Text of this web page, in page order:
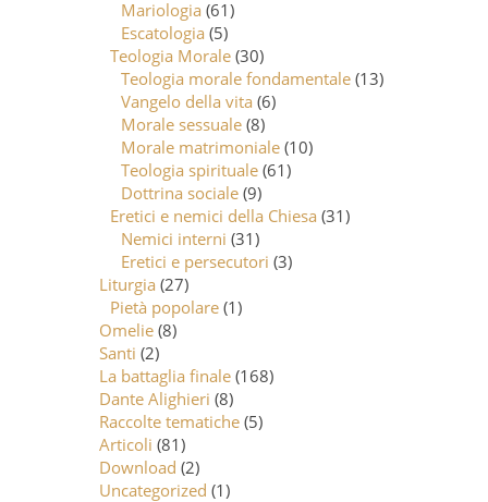
Mariologia (61)
Escatologia (5)
Teologia Morale (30)
Teologia morale fondamentale (13)
Vangelo della vita (6)
Morale sessuale (8)
Morale matrimoniale (10)
Teologia spirituale (61)
Dottrina sociale (9)
Eretici e nemici della Chiesa (31)
Nemici interni (31)
Eretici e persecutori (3)
Liturgia (27)
Pietà popolare (1)
Omelie (8)
Santi (2)
La battaglia finale (168)
Dante Alighieri (8)
Raccolte tematiche (5)
Articoli (81)
Download (2)
Uncategorized (1)